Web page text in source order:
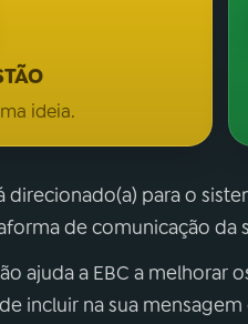
ideia.
direcionado(a) para o
de comunicação da
ajuda a EBC a melhorar
incluir na sua